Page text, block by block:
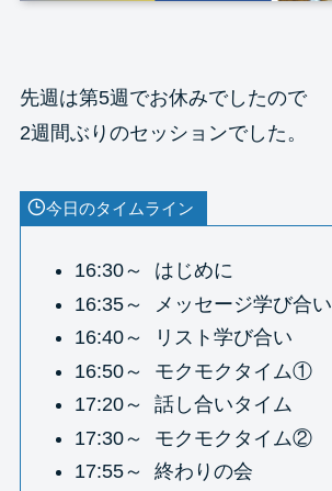
先週は第5週でお休みでしたので
2週間ぶりのセッションでした。
今日のタイムライン
16:30～ はじめに
16:35～ メッセージ学び合い
16:40～ リスト学び合い
16:50～ モクモクタイム①
17:20～ 話し合いタイム
17:30～ モクモクタイム②
17:55～ 終わりの会